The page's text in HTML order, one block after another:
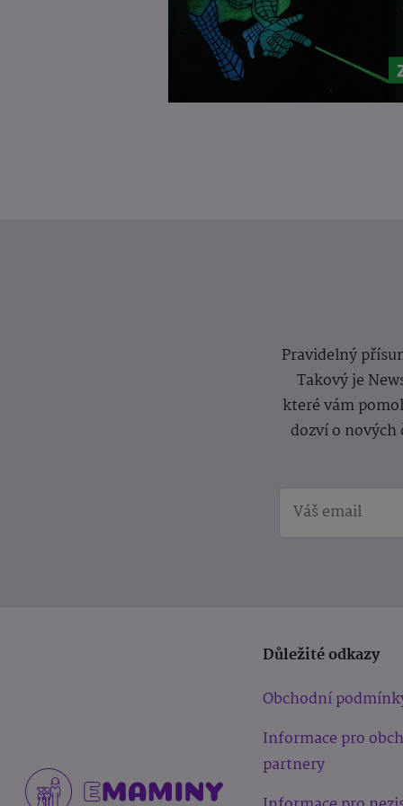
Pravidelný
Takový je
které vám
dozví o
Důležité odkazy
Obchodní
Informace pro
partnery